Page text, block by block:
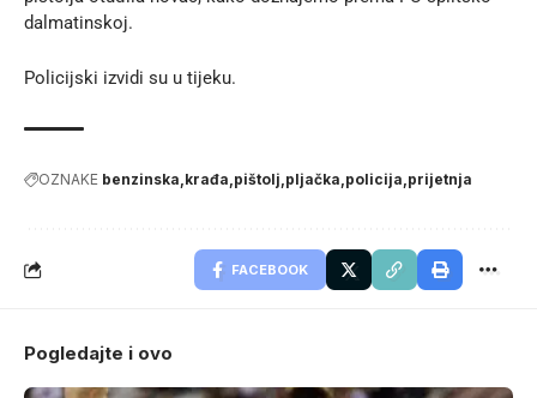
dalmatinskoj.
Policijski izvidi su u tijeku.
OZNAKE benzinska krađa pištolj pljačka policija prijetnja
FACEBOOK
Pogledajte i ovo